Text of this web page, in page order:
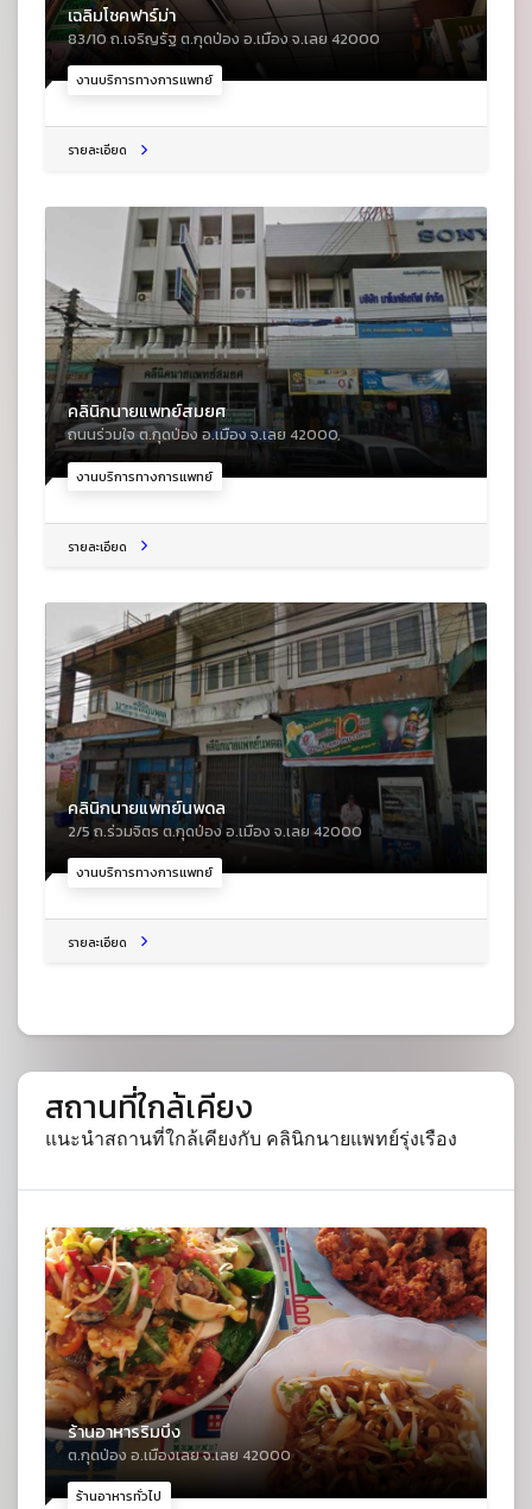
งานบริการทางการแพทย์
เฉลิมโชคฟาร์ม่า
83/10 ถ.เจริญรัฐ ต.กุดป่อง อ.เมือง จ.เลย 42000
รายละเอียด
งานบริการทางการแพทย์
คลินิกนายแพทย์สมยศ
ถนนร่วมใจ ต.กุดป่อง อ.เมือง จ.เลย 42000,
รายละเอียด
งานบริการทางการแพทย์
คลินิกนายแพทย์นพดล
2/5 ถ.ร่วมจิตร ต.กุดป่อง อ.เมือง จ.เลย 42000
รายละเอียด
สถานที่ใกล้เคียง
แนะนำสถานที่ใกล้เคียงกับ คลินิกนายแพทย์รุ่งเรือง
ร้านอาหารทั่วไป
ร้านอาหารริมบึง
ต.กุดป่อง อ.เมืองเลย จ.เลย 42000